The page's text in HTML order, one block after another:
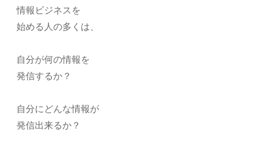
情報ビジネスを
始める人の多くは、
自分が何の情報を
発信するか？
自分にどんな情報が
発信出来るか？